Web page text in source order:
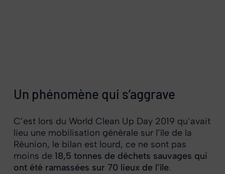
Un phénomène qui s’aggrave
C’est lors du World Clean Up Day 2019 qu’avait
lieu une mobilisation générale sur l’île de la
Réunion, le bilan est lourd, ce ne sont pas
moins de 18,5 tonnes de déchets sauvages qui
ont été ramassées sur 70 lieux de l’île.